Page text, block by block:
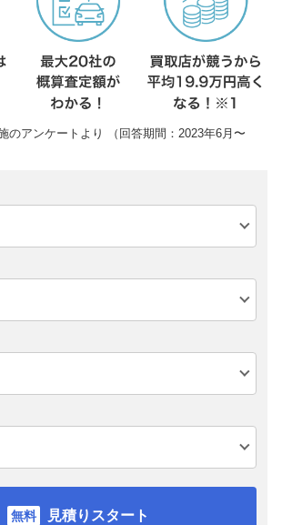
のアンケートより （回答期間：2023年6月〜
見積りスタート